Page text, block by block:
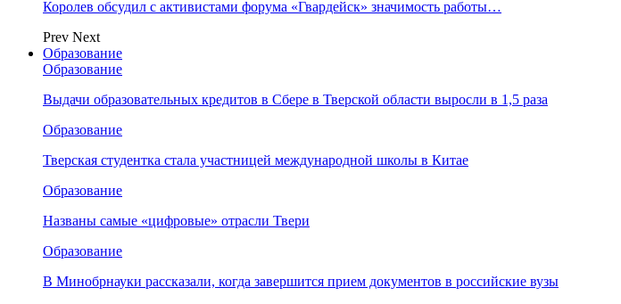
Королев обсудил с активистами форума «Гвардейск» значимость работы…
Prev Next
Образование
Образование
Выдачи образовательных кредитов в Сбере в Тверской области выросли в 1,5 раза
Образование
Тверская студентка стала участницей международной школы в Китае
Образование
Названы самые «цифровые» отрасли Твери
Образование
В Минобрнауки рассказали, когда завершится прием документов в российские вузы